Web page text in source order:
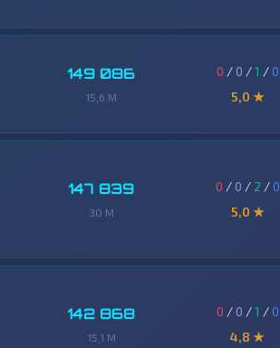
149 086
15,6 M
0 / 0 /1 /0
5,0 ★
147 839
30 M
0 / 0 / 2 /0
5,0 ★
142 868
15,1 M
0 / 0 /1 /0
4,8 ★